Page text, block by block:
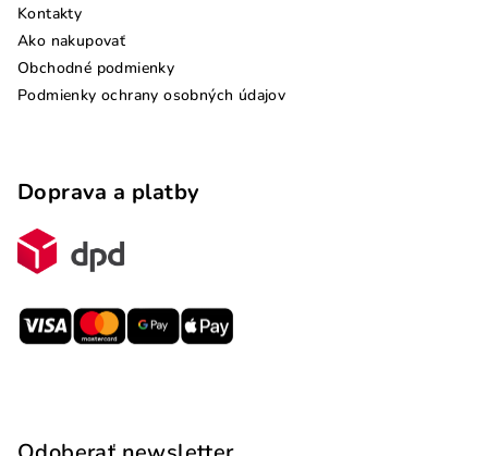
Kontakty
Ako nakupovať
Obchodné podmienky
Podmienky ochrany osobných údajov
Doprava a platby